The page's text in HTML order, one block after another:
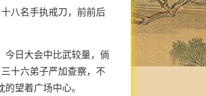
八名手执戒刀，前前后
今日大会中比武较量，倘
十六弟子严加查察，不
望着广场中心。